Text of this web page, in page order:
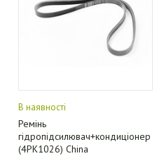
В наявності
Ремінь
гідропідсилювач+кондиціонер
(4PK1026) China